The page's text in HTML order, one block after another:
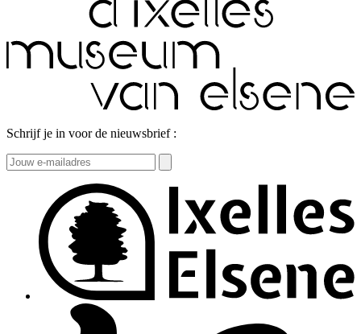
Schrijf je in voor de nieuwsbrief :